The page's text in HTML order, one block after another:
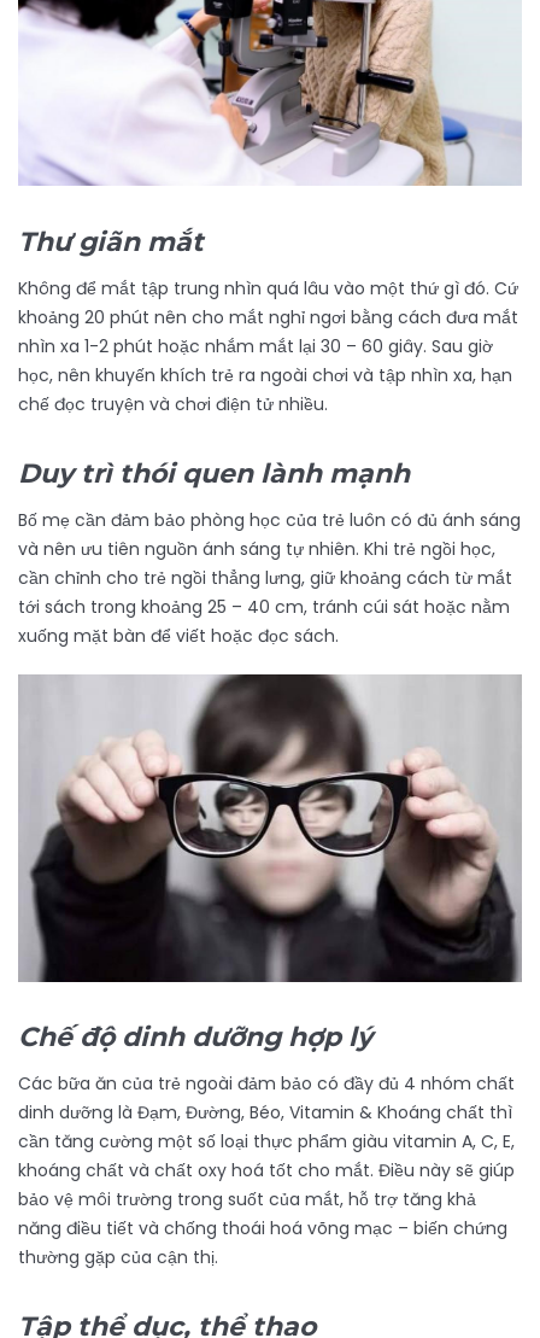
Thư giãn mắt
Không để mắt tập trung nhìn quá lâu vào một thứ gì đó. Cứ
khoảng 20 phút nên cho mắt nghỉ ngơi bằng cách đưa mắt
nhìn xa 1-2 phút hoặc nhắm mắt lại 30 – 60 giây. Sau giờ
học, nên khuyến khích trẻ ra ngoài chơi và tập nhìn xa, hạn
chế đọc truyện và chơi điện tử nhiều.
Duy trì thói quen lành mạnh
Bố mẹ cần đảm bảo phòng học của trẻ luôn có đủ ánh sáng
và nên ưu tiên nguồn ánh sáng tự nhiên. Khi trẻ ngồi học,
cần chỉnh cho trẻ ngồi thẳng lưng, giữ khoảng cách từ mắt
tới sách trong khoảng 25 – 40 cm, tránh cúi sát hoặc nằm
xuống mặt bàn để viết hoặc đọc sách.
Chế độ dinh dưỡng hợp lý
Các bữa ăn của trẻ ngoài đảm bảo có đầy đủ 4 nhóm chất
dinh dưỡng là Đạm, Đường, Béo, Vitamin & Khoáng chất thì
cần tăng cường một số loại thực phẩm giàu vitamin A, C, E,
khoáng chất và chất oxy hoá tốt cho mắt. Điều này sẽ giúp
bảo vệ môi trường trong suốt của mắt, hỗ trợ tăng khả
năng điều tiết và chống thoái hoá võng mạc – biến chứng
thường gặp của cận thị.
Tập thể dục, thể thao